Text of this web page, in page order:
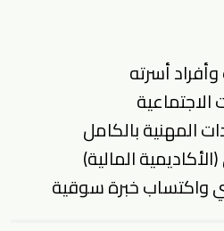
أسرته
الاجتماعية
المهنية بالكامل
المالية)
خبرة سوقية